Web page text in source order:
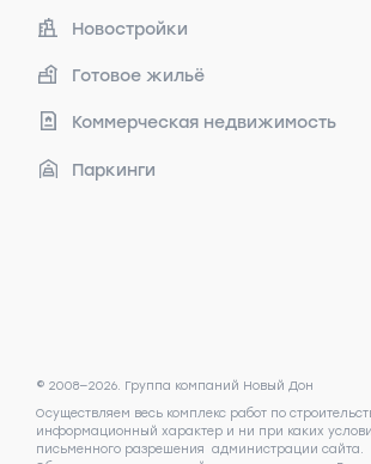
Новостройки
Готовое жильё
Коммерческая недвижимость
Паркинги
© 2008—2026. Группа компаний Новый Дон
Осуществляем весь комплекс работ по
информационный характер и ни при каких
письменного разрешения администрации сайта.